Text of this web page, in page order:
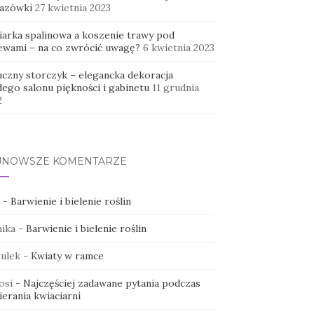
27 kwietnia 2023
spalinowa a koszenie trawy pod
– na co zwrócić uwagę? 6 kwietnia 2023
storczyk – elegancka dekoracja
salonu piękności i gabinetu 11 grudnia
KOMENTARZE
- Barwienie i bielenie roślin
- Barwienie i bielenie roślin
- Kwiaty w ramce
- Najczęściej zadawane pytania podczas
kwiaciarni